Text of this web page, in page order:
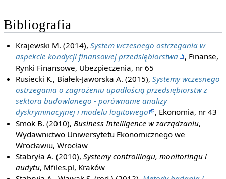
Bibliografia
Krajewski M. (2014),System wczesnego ostrzegania w
aspekcie kondycji finansowej przedsiębiorstwa
, Finanse,
Rynki Finansowe, Ubezpieczenia, nr 65
Rusiecki K., Białek-Jaworska A. (2015),Systemy wczesnego
ostrzegania o zagrożeniu upadłością przedsiębiorstw z
sektora budowlanego - porównanie analizy
dyskryminacyjnej i modelu logitowego
, Ekonomia, nr 43
Smok B. (2010),Business Intelligence w zarządzaniu,
Wydawnictwo Uniwersytetu Ekonomicznego we
Wrocławiu, Wrocław
Stabryła A. (2010),Systemy controllingu, monitoringu i
audytu, Mfiles.pl, Kraków